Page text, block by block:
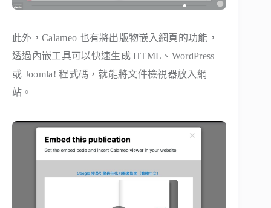
此外，Calameo 也有將出版物嵌入網頁的功能，
透過內嵌工具可以快速生成 HTML、WordPress
或 Joomla! 程式碼，就能將文件檢視器放入網
站。